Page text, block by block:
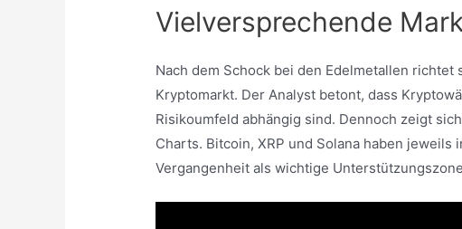
Vielversprechende
Nach dem Schock bei den Edelmetallen
Kryptomarkt. Der Analyst betont, dass
Risikoumfeld abhängig sind. Dennoch zeigt
Charts. Bitcoin, XRP und Solana haben
Vergangenheit als wichtige